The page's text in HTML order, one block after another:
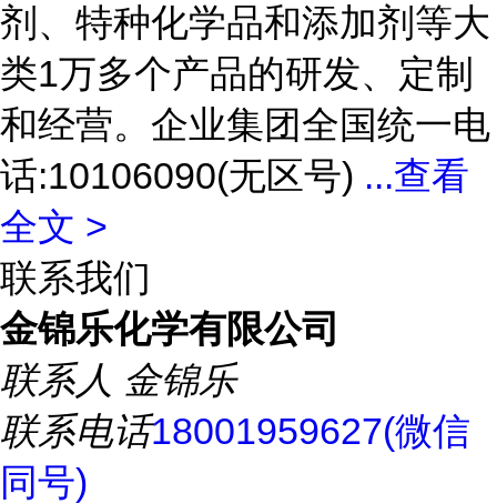
剂、特种化学品和添加剂等大
类1万多个产品的研发、定制
和经营。企业集团全国统一电
话:10106090(无区号) ...查看
全文 >
联系我们
金锦乐化学有限公司
联系人 金锦乐
联系电话18001959627(微信
同号)